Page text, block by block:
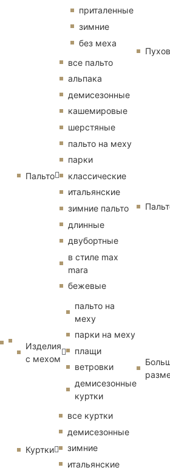
приталенные
зимние
без меха
Пальто
все пальто
альпака
демисезонные
кашемировые
шерстяные
пальто на меху
парки
классические
итальянские
зимние пальто
длинные
двубортные
в стиле max
mara
бежевые
Изделия
с мехом
пальто на
меху
парки на меху
плащи
ветровки
демисезонные
куртки
Куртки
все куртки
демисезонные
зимние
итальянские